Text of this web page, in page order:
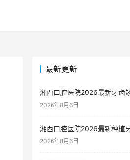
最新更新
湘西口腔医院2026最新牙齿
2026年8月6日
湘西口腔医院2026最新种植
2026年8月6日